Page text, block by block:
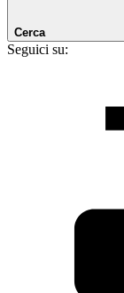
Cerca
Seguici su: